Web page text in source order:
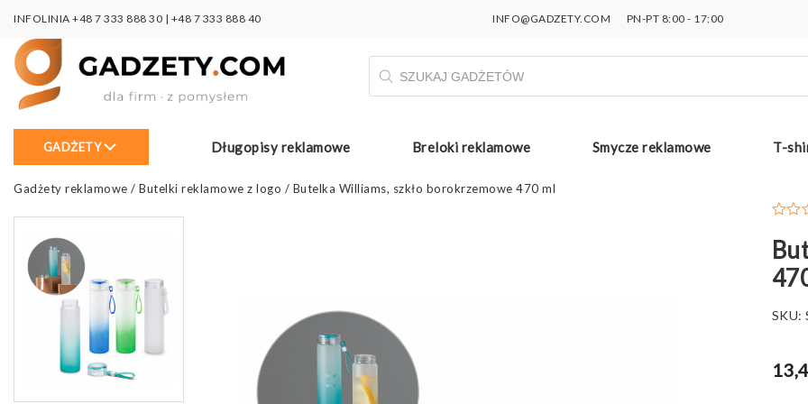
INFOLINIA +48 7 333 888 30 | +48 7 333 888 40 INFO@GADZETY.COM PN-PT 8:00 - 17:00
Wyszukiwarka
produktów
GADŻETY Długopisy reklamowe Breloki reklamowe Smycze reklamowe T-
Gadżety reklamowe / Butelki reklamowe z logo / Butelka Williams, szkło borokrzemowe 470 ml
SKU: